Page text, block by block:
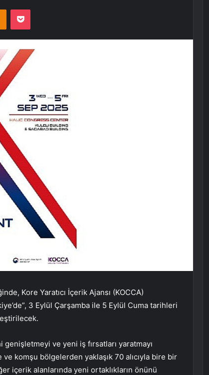
Odnoklassniki
Pocket
Kore Yaratıcı İçerik Ajansı (KOCCA)
3 Eylül Çarşamba ile 5 Eylül Cuma tarihleri
ve yeni iş fırsatları yaratmayı
ve komşu bölgelerden yaklaşık 70 alıcıyla bire bir
içerik alanlarında yeni ortaklıkların önünü